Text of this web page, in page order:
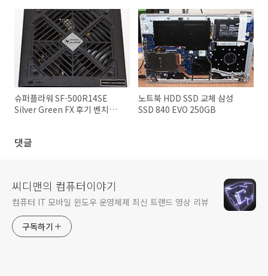
슈퍼플라워 SF-500R14SE
Silver Green FX 후기 벤치마
노트북 HDD SSD 교체 삼성
SSD 840 EVO 250GB
댓글
씨디맨의 컴퓨터이야기
컴퓨터 IT 모바일 윈도우 운영체제 최신 트랜드 영상 리뷰
구독하기